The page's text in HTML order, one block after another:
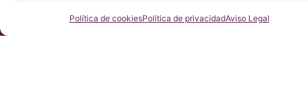
Política de cookiesPolítica de privacidadAviso Legal
Consúltenos